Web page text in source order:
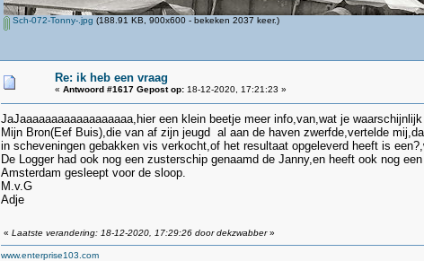
Sch-072-Tonny-.jpg (188.91 KB, 900x600 - bekeken 2037 keer.)
Re: ik heb een vraag
« Antwoord #1617 Gepost op:18-12-2020, 17:21:23 »
JaJaaaaaaaaaaaaaaaaaa,hier een klein beetje meer info,van,wat je
Mijn Bron(Eef Buis),die van af zijn jeugd al aan de haven zwerfde,vertelde
in scheveningen gebakken vis verkocht,of het resultaat opgeleverd heeft is
De Logger had ook nog een zusterschip genaamd de Janny,en heeft ook nog
Amsterdam gesleept voor de sloop.
M.v.G
Adje
« Laatste verandering: 18-12-2020, 17:29:26 door dekzwabber»
www.enterprise103.com